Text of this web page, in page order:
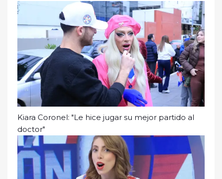
Kiara Coronel: "Le hice jugar su mejor partido al
doctor"